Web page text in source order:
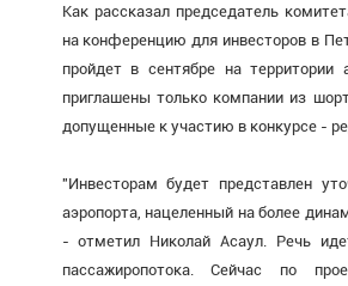
Как рассказал председатель
на конференцию для инвесторов в
пройдет в сентябре на территории
приглашены только компании из
допущенные к участию в конкурсе -
"Инвесторам будет представлен
аэропорта, нацеленный на более
- отметил Николай Асаул. Речь
пассажиропотока. Сейчас по